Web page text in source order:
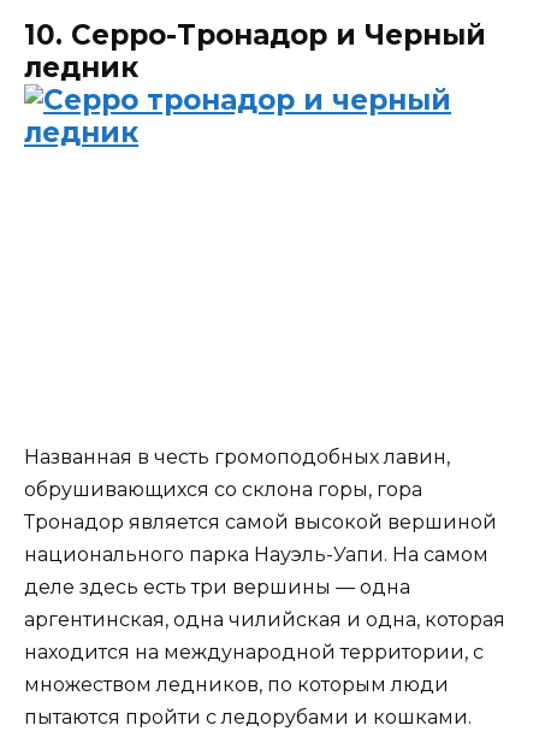
10. Серро-Тронадор и Черный
ледник
Названная в честь громоподобных лавин,
обрушивающихся со склона горы, гора
Тронадор является самой высокой вершиной
национального парка Науэль-Уапи. На самом
деле здесь есть три вершины — одна
аргентинская, одна чилийская и одна, которая
находится на международной территории, с
множеством ледников, по которым люди
пытаются пройти с ледорубами и кошками.